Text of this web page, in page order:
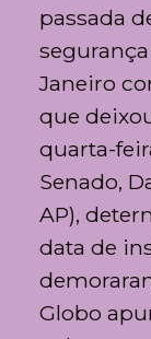
passada
Janeiro
que
quarta-
Senado,
AP),
data de
Globo